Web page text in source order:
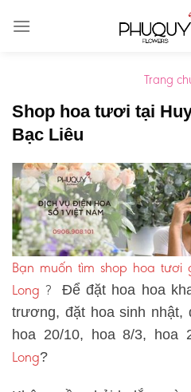
Trang
Shop hoa tươi tại
Bạc Liêu
Bạn muốn tìm shop hoa tươi
Long ? Để đặt hoa hoa
trương, đặt hoa sinh nhật,
hoa 20/10, hoa 8/3, hoa
Long?